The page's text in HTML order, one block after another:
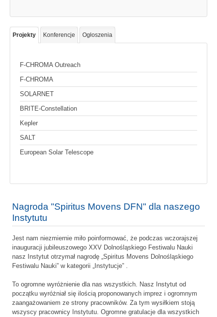
Projekty Konferencje Ogłoszenia
F-CHROMA Outreach
F-CHROMA
SOLARNET
BRITE-Constellation
Kepler
SALT
European Solar Telescope
Nagroda "Spiritus Movens DFN" dla naszego
Instytutu
Jest nam niezmiernie miło poinformować, że podczas wczorajszej
inauguracji jubileuszowego XXV Dolnośląskiego Festiwalu Nauki
nasz Instytut otrzymał nagrodę „Spiritus Movens Dolnośląskiego
Festiwalu Nauki” w kategorii „Instytucje” .
To ogromne wyróżnienie dla nas wszystkich. Nasz Instytut od
początku wyróżniał się ilością proponowanych imprez i ogromnym
zaangażowaniem ze strony pracowników. Za tym wysiłkiem stoją
wszyscy pracownicy Instytutu. Ogromne gratulacje dla wszystkich